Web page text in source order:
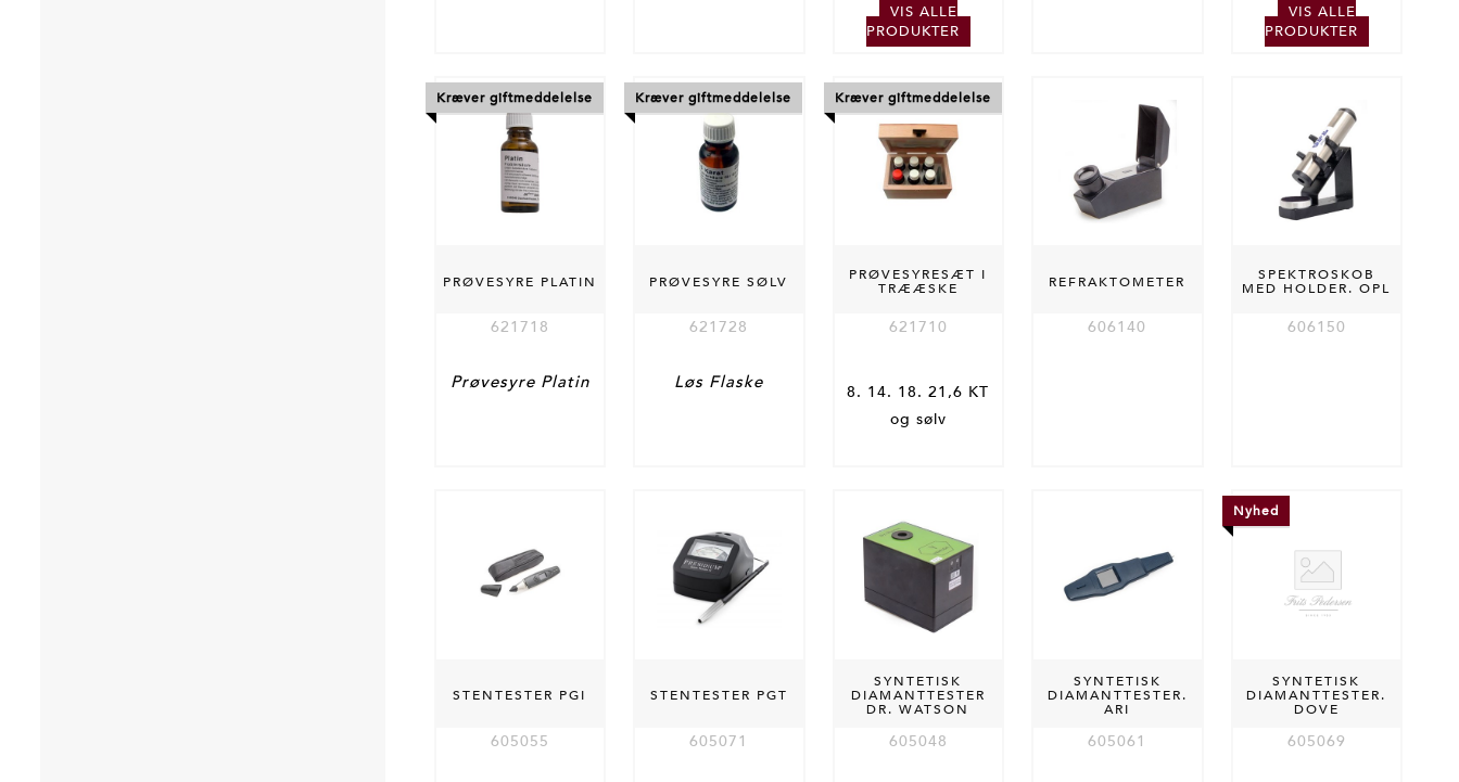
VIS ALLE
PRODUKTER
VIS ALLE
PRODUKTER
Kræver giftmeddelelse
PRØVESYRE PLATIN
621718
Prøvesyre Platin
Kræver giftmeddelelse
PRØVESYRE SØLV
621728
Løs Flaske
Kræver giftmeddelelse
PRØVESYRESÆT I
TRÆÆSKE
621710
8. 14. 18. 21,6 KT
og sølv
REFRAKTOMETER
606140
SPEKTROSKOB
MED HOLDER. OPL
606150
STENTESTER PGI
605055
STENTESTER PGT
605071
SYNTETISK
DIAMANTTESTER
DR. WATSON
605048
SYNTETISK
DIAMANTTESTER.
ARI
605061
Nyhed
SYNTETISK
DIAMANTTESTER.
DOVE
605069